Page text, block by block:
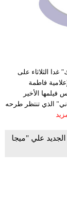
الثلاثاء على
الـ 11 مساء مع الإعلامية فاطمة
الأخير
الذي تنتظر طرحه
علي "ميجا